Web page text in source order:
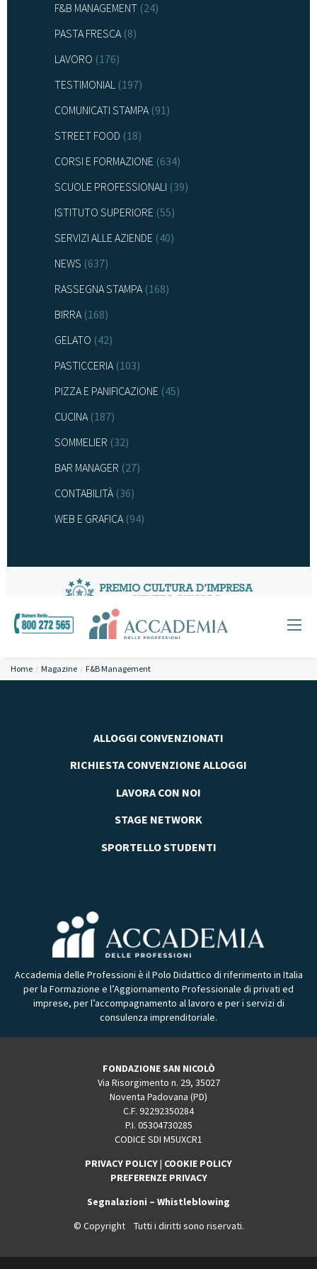
Home Magazine F&B Management
F&B MANAGEMENT (24)
PASTA FRESCA(8)
LAVORO (176)
TESTIMONIAL (197)
COMUNICATI STAMPA(91)
STREET FOOD (18)
CORSI E FORMAZIONE (634)
SCUOLE PROFESSIONALI (39)
ISTITUTO SUPERIORE (55)
SERVIZI ALLE AZIENDE (40)
NEWS (637)
RASSEGNA STAMPA(168)
BIRRA(168)
GELATO (42)
PASTICCERIA(103)
PIZZA E PANIFICAZIONE (45)
CUCINA(187)
SOMMELIER (32)
BAR MANAGER (27)
CONTABILITÀ(36)
WEB E GRAFICA(94)
ALLOGGI CONVENZIONATI
RICHIESTA CONVENZIONE ALLOGGI
LAVORA CON NOI
STAGE NETWORK
SPORTELLO STUDENTI
Accademia delle Professioni è il Polo Didattico di riferimento in Italia
per la Formazione e l’Aggiornamento Professionale di privati ed
imprese, per l’accompagnamento al lavoro e per i servizi di
consulenza imprenditoriale.
FONDAZIONE SAN NICOLÒ
Via Risorgimento n. 29, 35027
Noventa Padovana (PD)
C.F. 92292350284
P.I. 05304730285
CODICE SDI M5UXCR1
PRIVACY POLICY| COOKIE POLICY
PREFERENZE PRIVACY
Segnalazioni – Whistleblowing
© Copyright Tutti i diritti sono riservati.